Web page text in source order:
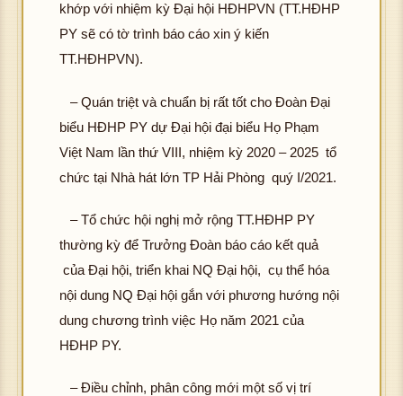
khớp với nhiệm kỳ Đại hội HĐHPVN (TT.HĐHP
PY sẽ có tờ trình báo cáo xin ý kiến
TT.HĐHPVN).
– Quán triệt và chuẩn bị rất tốt cho Đoàn Đại
biểu HĐHP PY dự Đại hội đại biểu Họ Phạm
Việt Nam lần thứ VIII, nhiệm kỳ 2020 – 2025 tổ
chức tại Nhà hát lớn TP Hải Phòng quý I/2021.
– Tổ chức hội nghị mở rộng TT.HĐHP PY
thường kỳ để Trưởng Đoàn báo cáo kết quả
của Đại hội, triển khai NQ Đại hội, cụ thể hóa
nội dung NQ Đại hội gắn với phương hướng nội
dung chương trình việc Họ năm 2021 của
HĐHP PY.
– Điều chỉnh, phân công mới một số vị trí